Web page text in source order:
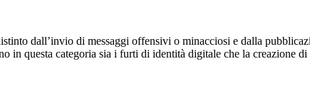
dall’invio di messaggi offensivi o minacciosi e dalla
in questa categoria sia i furti di identità digitale che la creazione